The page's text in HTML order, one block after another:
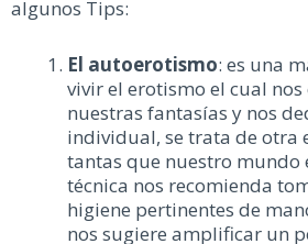
algunos Tips:
El autoerotismo: es una
vivir el erotismo el cual nos
nuestras fantasías y nos
individual, se trata de otra
tantas que nuestro mundo
técnica nos recomienda
higiene pertinentes de
nos sugiere amplificar un